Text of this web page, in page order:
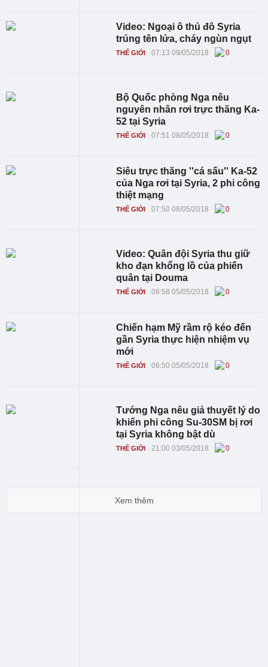
Video: Ngoại ô thủ đô Syria
trúng tên lửa, cháy ngùn ngụt
THẾ GIỚI 07:13 09/05/2018 0
Bộ Quốc phòng Nga nêu
nguyên nhân rơi trực thăng Ka-
52 tại Syria
THẾ GIỚI 07:51 08/05/2018 0
Siêu trực thăng ''cá sấu'' Ka-52
của Nga rơi tại Syria, 2 phi công
thiệt mạng
THẾ GIỚI 07:50 08/05/2018 0
Video: Quân đội Syria thu giữ
kho đạn khổng lồ của phiến
quân tại Douma
THẾ GIỚI 06:58 05/05/2018 0
Chiến hạm Mỹ rầm rộ kéo đến
gần Syria thực hiện nhiệm vụ
mới
THẾ GIỚI 06:50 05/05/2018 0
Tướng Nga nêu giả thuyết lý do
khiến phi công Su-30SM bị rơi
tại Syria không bật dù
THẾ GIỚI 21:00 03/05/2018 0
Xem thêm